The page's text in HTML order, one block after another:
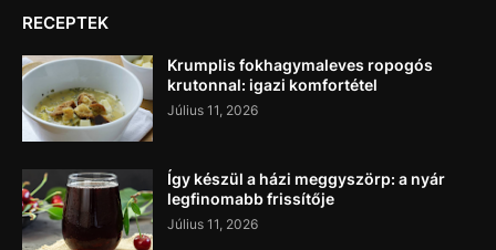
RECEPTEK
Krumplis fokhagymaleves ropogós
krutonnal: igazi komfortétel
Július 11, 2026
Így készül a házi meggyszörp: a nyár
legfinomabb frissítője
Július 11, 2026